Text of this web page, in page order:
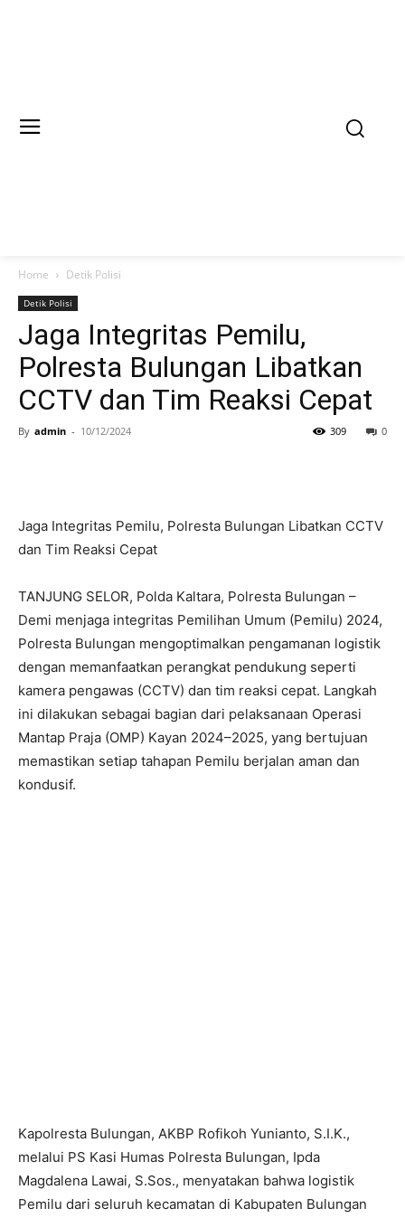
Home Detik Polisi
Detik Polisi
Jaga Integritas Pemilu,
Polresta Bulungan Libatkan
CCTV dan Tim Reaksi Cepat
By admin - 10/12/2024 0
309
Jaga Integritas Pemilu, Polresta Bulungan Libatkan CCTV
dan Tim Reaksi Cepat
TANJUNG SELOR, Polda Kaltara, Polresta Bulungan –
Demi menjaga integritas Pemilihan Umum (Pemilu) 2024,
Polresta Bulungan mengoptimalkan pengamanan logistik
dengan memanfaatkan perangkat pendukung seperti
kamera pengawas (CCTV) dan tim reaksi cepat. Langkah
ini dilakukan sebagai bagian dari pelaksanaan Operasi
Mantap Praja (OMP) Kayan 2024–2025, yang bertujuan
memastikan setiap tahapan Pemilu berjalan aman dan
kondusif.
Kapolresta Bulungan, AKBP Rofikoh Yunianto, S.I.K.,
melalui PS Kasi Humas Polresta Bulungan, Ipda
Magdalena Lawai, S.Sos., menyatakan bahwa logistik
Pemilu dari seluruh kecamatan di Kabupaten Bulungan